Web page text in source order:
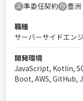
必須スキル
・SQLを用いたデー
ンアーキテクチャー
た開発経験（1年以
上） ・Reactの開発
PHPを用いたWeb
Laravelを用いた
準委任契約
豊洲
職種
サーバーサイドエン
開発環境
JavaScript, Kotlin,
Boot, AWS, GitHub,